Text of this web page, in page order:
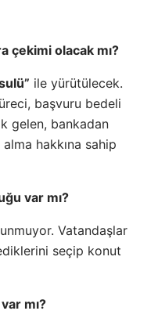
çekimi olacak mı?
ile yürütülecek.
başvuru bedeli
gelen, bankadan
hakkına sahip
var mı?
Vatandaşlar
seçip konut
mı?